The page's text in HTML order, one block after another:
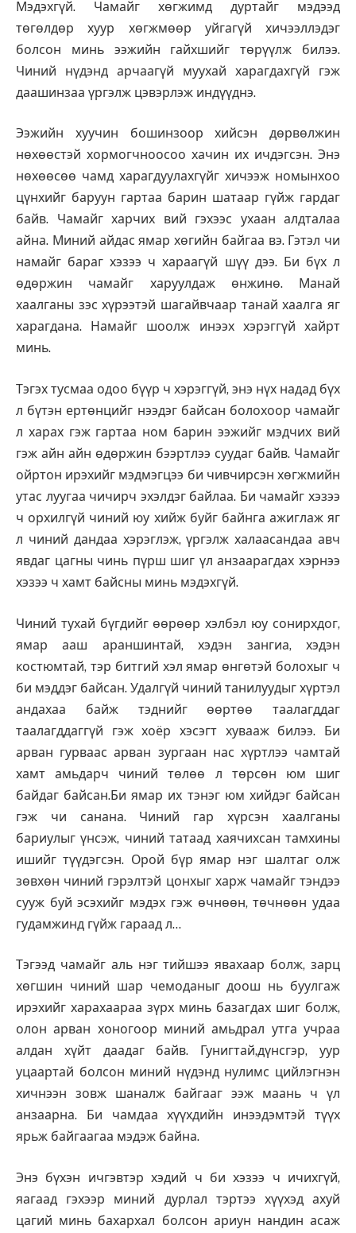
Мэдэхгүй. Чамайг хөгжимд дуртайг мэдээд
төгөлдөр хуур хөгжмөөр уйгагүй хичээллэдэг
болсон минь ээжийн гайхшийг төрүүлж билээ.
Чиний нүдэнд арчаагүй муухай харагдахгүй гэж
даашинзаа үргэлж цэвэрлэж индүүднэ.
Ээжийн хуучин бошинзоор хийсэн дөрвөлжин
нөхөөстэй хормогчноосоо хачин их ичдэгсэн. Энэ
нөхөөсөө чамд харагдуулахгүйг хичээж номынхоо
цүнхийг баруун гартаа барин шатаар гүйж гардаг
байв. Чамайг харчих вий гэхээс ухаан алдталаа
айна. Миний айдас ямар хөгийн байгаа вэ. Гэтэл чи
намайг бараг хэзээ ч хараагүй шүү дээ. Би бүх л
өдөржин чамайг харуулдаж өнжинө. Манай
хаалганы зэс хүрээтэй шагайвчаар танай хаалга яг
харагдана. Намайг шоолж инээх хэрэггүй хайрт
минь.
Тэгэх тусмаа одоо бүүр ч хэрэггүй, энэ нүх надад бүх
л бүтэн ертөнцийг нээдэг байсан болохоор чамайг
л харах гэж гартаа ном барин ээжийг мэдчих вий
гэж айн айн өдөржин бээртлээ суудаг байв. Чамайг
ойртон ирэхийг мэдмэгцээ би чивчирсэн хөгжмийн
утас луугаа чичирч эхэлдэг байлаа. Би чамайг хэзээ
ч орхилгүй чиний юу хийж буйг байнга ажиглаж яг
л чиний дандаа хэрэглэж, үргэлж халаасандаа авч
явдаг цагны чинь пүрш шиг үл анзаарагдах хэрнээ
хэзээ ч хамт байсны минь мэдэхгүй.
Чиний тухай бүгдийг өөрөөр хэлбэл юу сонирхдог,
ямар ааш араншинтай, хэдэн зангиа, хэдэн
костюмтай, тэр битгий хэл ямар өнгөтэй болохыг ч
би мэддэг байсан. Удалгүй чиний танилуудыг хүртэл
андахаа байж тэднийг өөртөө таалагддаг
таалагддаггүй гэж хоёр хэсэгт хувааж билээ. Би
арван гурваас арван зургаан нас хүртлээ чамтай
хамт амьдарч чиний төлөө л төрсөн юм шиг
байдаг байсан.Би ямар их тэнэг юм хийдэг байсан
гэж чи санана. Чиний гар хүрсэн хаалганы
бариулыг үнсэж, чиний татаад хаячихсан тамхины
ишийг түүдэгсэн. Орой бүр ямар нэг шалтаг олж
зөвхөн чиний гэрэлтэй цонхыг харж чамайг тэндээ
сууж буй эсэхийг мэдэх гэж өчнөөн, төчнөөн удаа
гудамжинд гүйж гараад л…
Тэгээд чамайг аль нэг тийшээ явахаар болж, зарц
хөгшин чиний шар чемоданыг доош нь буулгаж
ирэхийг харахаараа зүрх минь базагдах шиг болж,
олон арван хоногоор миний амьдрал утга учраа
алдан хүйт даадаг байв. Гунигтай,дүнсгэр, уур
уцаартай болсон миний нүдэнд нулимс цийлэгнэн
хичнээн зовж шаналж байгааг ээж маань ч үл
анзаарна. Би чамдаа хүүхдийн инээдэмтэй түүх
ярьж байгаагаа мэдэж байна.
Энэ бүхэн ичгэвтэр хэдий ч би хэзээ ч ичихгүй,
яагаад гэхээр миний дурлал тэртээ хүүхэд ахуй
цагий минь бахархал болсон ариун нандин асаж